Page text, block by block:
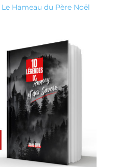
Le Hameau du Père Noël